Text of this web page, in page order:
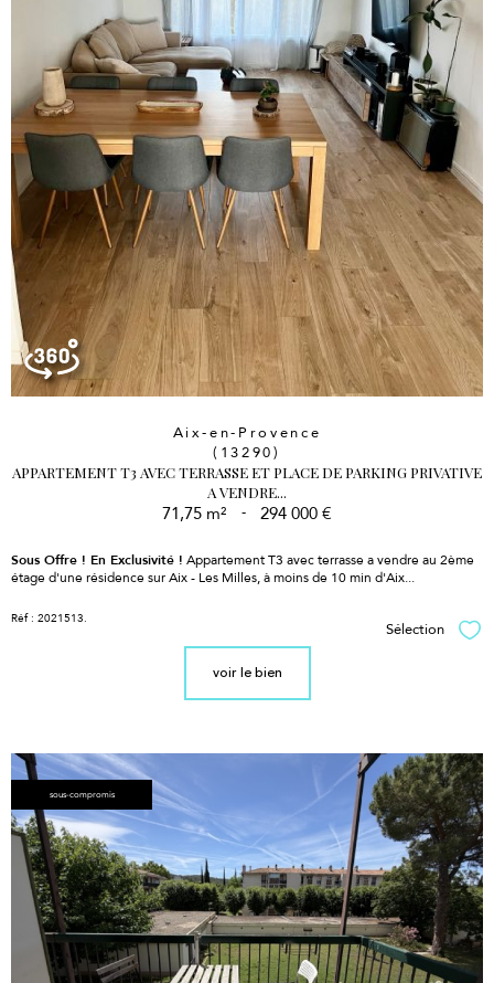
Aix-en-Provence
(13290)
APPARTEMENT T3 AVEC TERRASSE ET PLACE DE PARKING PRIVATIVE
A VENDRE...
71,75 m² - 294 000 €
Sous Offre ! En Exclusivité ! Appartement T3 avec terrasse a vendre au 2ème
étage d'une résidence sur Aix - Les Milles, à moins de 10 min d'Aix...
Réf : 2021513.
Sélection
voir le bien
sous-compromis